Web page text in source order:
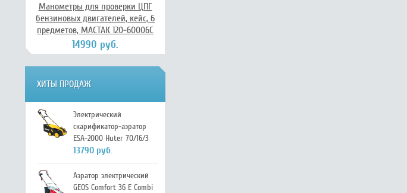
Манометры для проверки ЦПГ
бензиновых двигателей, кейс, 6
предметов, МАСТАК 120-60006C
14990 руб.
ХИТЫ ПРОДАЖ
Электрический
скарификатор-аэратор
ESA-2000 Huter 70/16/3
13790 руб.
Аэратор электрический
GEOS Comfort 36 E Combi